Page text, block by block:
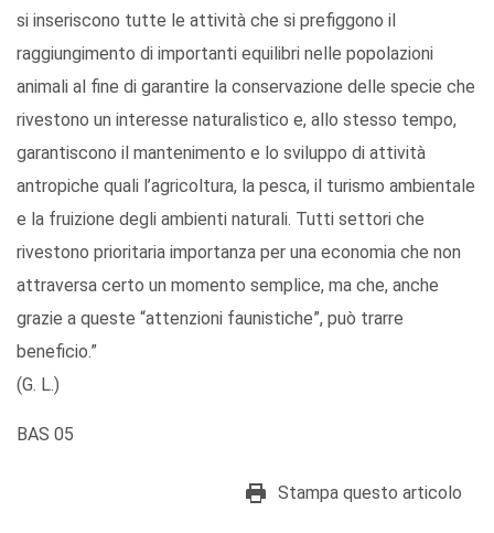
si inseriscono tutte le attività che si prefiggono il
raggiungimento di importanti equilibri nelle popolazioni
animali al fine di garantire la conservazione delle specie che
rivestono un interesse naturalistico e, allo stesso tempo,
garantiscono il mantenimento e lo sviluppo di attività
antropiche quali l’agricoltura, la pesca, il turismo ambientale
e la fruizione degli ambienti naturali. Tutti settori che
rivestono prioritaria importanza per una economia che non
attraversa certo un momento semplice, ma che, anche
grazie a queste “attenzioni faunistiche”, può trarre
beneficio.”
(G. L.)
BAS 05
Stampa questo articolo